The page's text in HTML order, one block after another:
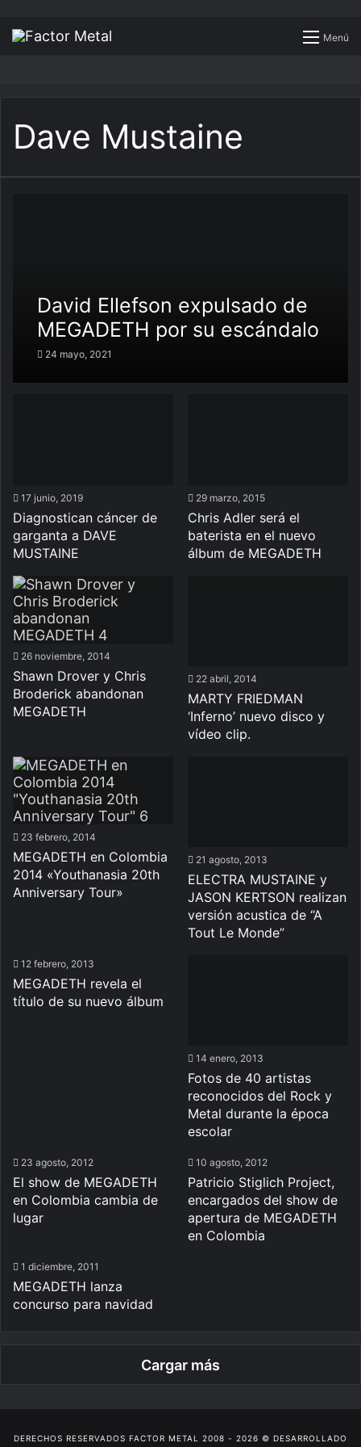
Menú
Buscar
Dave Mustaine
David Ellefson expulsado de
MEGADETH por su escándalo
sexual
24 mayo, 2021
17 junio, 2019
Diagnostican cáncer de
garganta a DAVE
MUSTAINE
29 marzo, 2015
Chris Adler será el
baterista en el nuevo
álbum de MEGADETH
26 noviembre, 2014
Shawn Drover y Chris
Broderick abandonan
MEGADETH
22 abril, 2014
MARTY FRIEDMAN
‘Inferno’ nuevo disco y
vídeo clip.
23 febrero, 2014
MEGADETH en Colombia
2014 «Youthanasia 20th
Anniversary Tour»
21 agosto, 2013
ELECTRA MUSTAINE y
JASON KERTSON realizan
versión acustica de “A
Tout Le Monde”
12 febrero, 2013
MEGADETH revela el
título de su nuevo álbum
14 enero, 2013
Fotos de 40 artistas
reconocidos del Rock y
Metal durante la época
escolar
23 agosto, 2012
El show de MEGADETH
en Colombia cambia de
10 agosto, 2012
Patricio Stiglich Project,
encargados del show de
apertura de MEGADETH
en Colombia
1 diciembre, 2011
MEGADETH lanza
concurso para navidad
Cargar más
DERECHOS RESERVADOS FACTOR METAL 2008 - 2026 © DESARROLLADO